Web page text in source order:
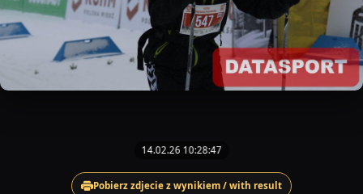
14.02.26 10:28:47
Pobierz zdjecie z wynikiem / with result